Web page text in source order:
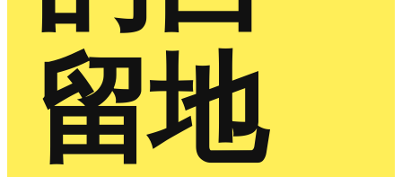
留地